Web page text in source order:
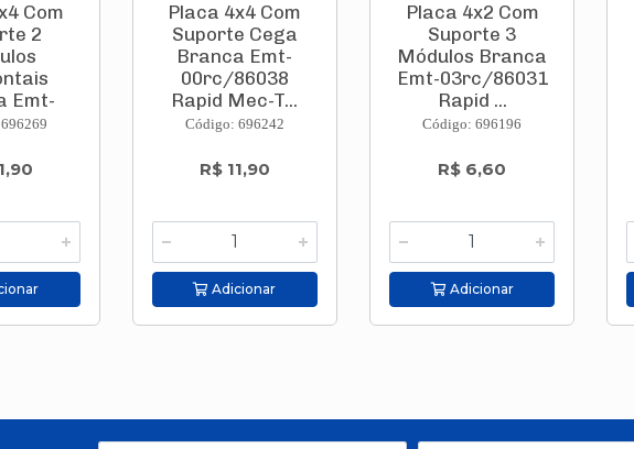
Com
2
Emt-
...
Placa 4x4 Com
Suporte Cega
Branca Emt-
00rc/86038
Rapid Mec-T...
Código: 696242
R$ 11,90
Adicionar
Placa 4x2 Com
Suporte 3
Módulos Branca
Emt-03rc/86031
Rapid ...
Código: 696196
R$ 6,60
Adicionar